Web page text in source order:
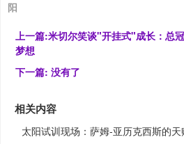
阳
上一篇:米切尔笑谈"开挂式"成长：总
梦想
下一篇: 没有了
相关内容
太阳试训现场：萨姆-亚历克西斯的天